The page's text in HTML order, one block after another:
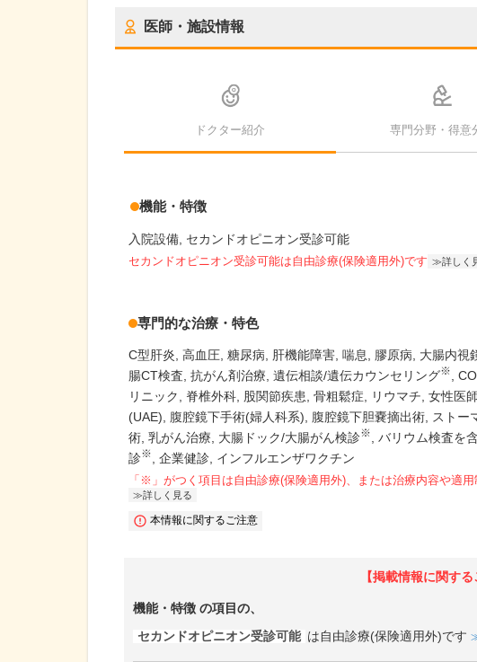
医師・施設情報
ドクター紹介 専門分野・得意
機能・特徴
入院設備 セカンドオピニオン受診可能
セカンドオピニオン受診可能は自由診療(保険適用外)です 詳しく
専門的な治療・特色
C型肝炎 高血圧 糖尿病 肝機能障害 喘息 膠原病 大腸内視
腸CT検査 抗がん剤治療 遺伝相談/遺伝カウンセリング※
リニック
脊椎外科 股関節疾患 骨粗鬆症 リウマチ 女性医
(UAE)
腹腔鏡下手術(婦人科系) 腹腔鏡下胆嚢摘出術 ストー
術 乳がん治療 大腸ドック/大腸がん検診※ バリウム検査を
診※ 企業健診 インフルエンザワクチン
「※」がつく項目は自由診療(保険適用外)、または治療内容や適
詳しく見る
本情報に関するご注意
【掲載情報に関する
機能・特徴 の項目の、
セカンドオピニオン受診可能 は自由診療(保険適用外)です